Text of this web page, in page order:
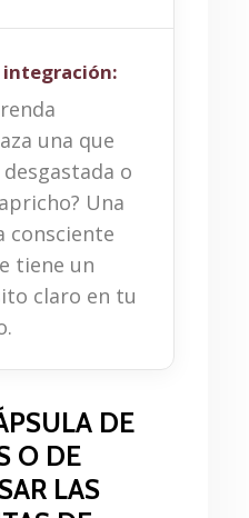
integración:
una que
o
Una
consciente
tiene un
claro en tu
DE
O DE
LAS